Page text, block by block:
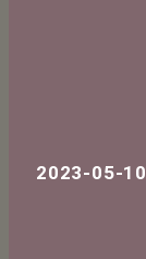
2023-05-10